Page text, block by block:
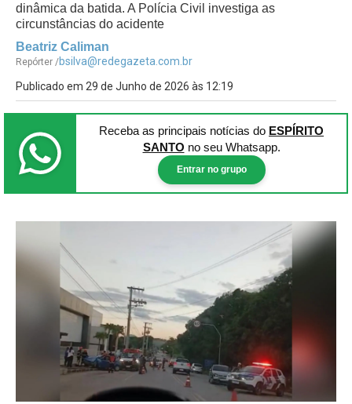
dinâmica da batida. A Polícia Civil investiga as
circunstâncias do acidente
Beatriz Caliman
Repórter /bsilva@redegazeta.com.br
Publicado em 29 de Junho de 2026 às 12:19
Receba as principais notícias do ESPÍRITO
SANTO no seu Whatsapp.
Entrar no grupo